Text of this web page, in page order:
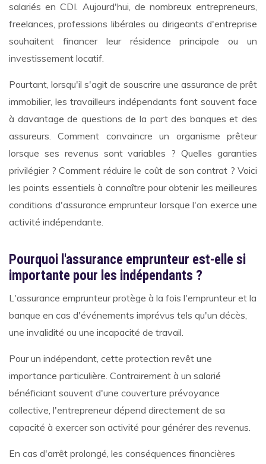
salariés en CDI. Aujourd'hui, de nombreux entrepreneurs,
freelances, professions libérales ou dirigeants d'entreprise
souhaitent financer leur résidence principale ou un
investissement locatif.
Pourtant, lorsqu'il s'agit de souscrire une assurance de prêt
immobilier, les travailleurs indépendants font souvent face
à davantage de questions de la part des banques et des
assureurs. Comment convaincre un organisme prêteur
lorsque ses revenus sont variables ? Quelles garanties
privilégier ? Comment réduire le coût de son contrat ? Voici
les points essentiels à connaître pour obtenir les meilleures
conditions d'assurance emprunteur lorsque l'on exerce une
activité indépendante.
Pourquoi l'assurance emprunteur est-elle si
importante pour les indépendants ?
L'assurance emprunteur protège à la fois l'emprunteur et la
banque en cas d'événements imprévus tels qu'un décès,
une invalidité ou une incapacité de travail.
Pour un indépendant, cette protection revêt une
importance particulière. Contrairement à un salarié
bénéficiant souvent d'une couverture prévoyance
collective, l'entrepreneur dépend directement de sa
capacité à exercer son activité pour générer des revenus.
En cas d'arrêt prolongé, les conséquences financières